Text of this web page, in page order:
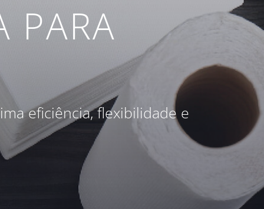
PARA
eficiência, flexibilidade e